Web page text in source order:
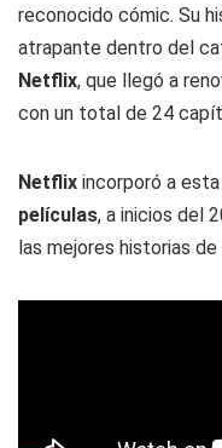
reconocido cómic. Su
atrapante dentro del
Netflix, que llegó a
con un total de 24
Netflix incorporó a esta
películas, a inicios del
las mejores historias